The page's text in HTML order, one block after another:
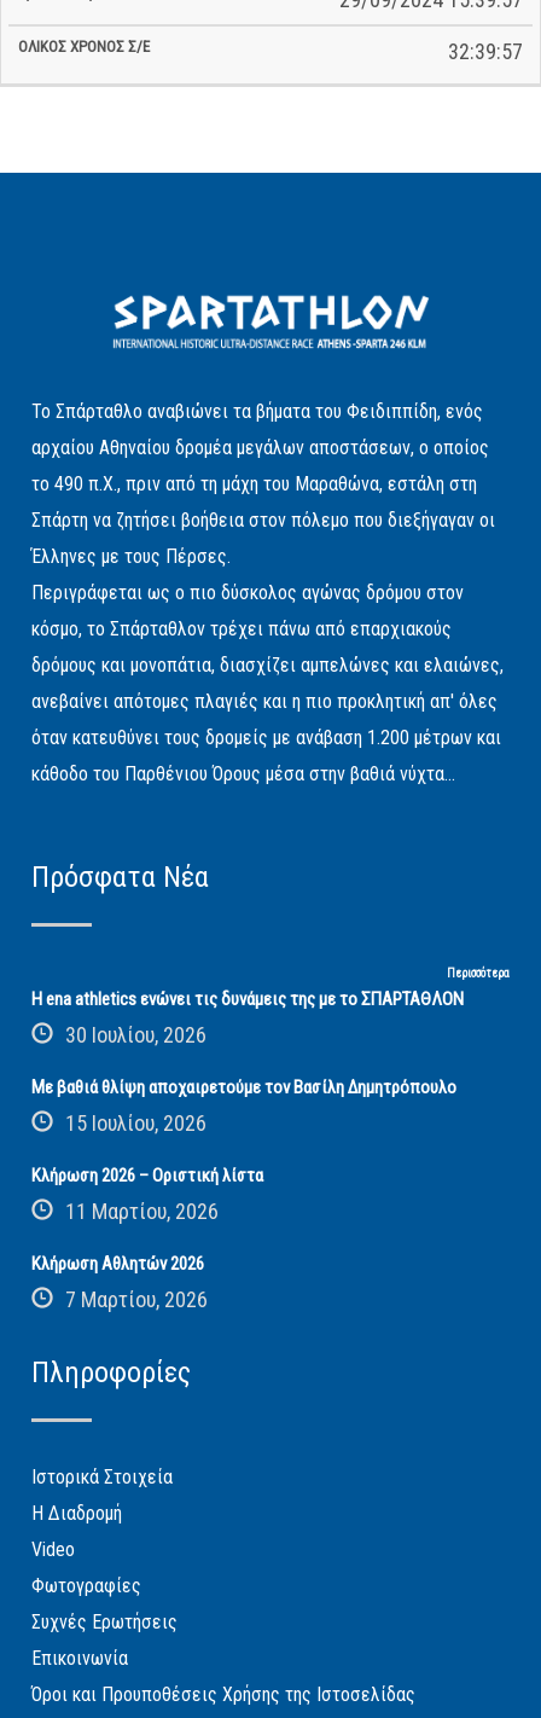
32:39:57
Το Σπάρταθλο αναβιώνει τα βήματα του Φειδιππίδη, ενός
αρχαίου Αθηναίου δρομέα μεγάλων αποστάσεων, ο οποίος
το 490 π.Χ., πριν από τη μάχη του Μαραθώνα, εστάλη στη
Σπάρτη να ζητήσει βοήθεια στον πόλεμο που διεξήγαγαν οι
Έλληνες με τους Πέρσες.
Περιγράφεται ως ο πιο δύσκολος αγώνας δρόμου στον
κόσμο, το Σπάρταθλον τρέχει πάνω από επαρχιακούς
δρόμους και μονοπάτια, διασχίζει αμπελώνες και ελαιώνες,
ανεβαίνει απότομες πλαγιές και η πιο προκλητική απ' όλες
όταν κατευθύνει τους δρομείς με ανάβαση 1.200 μέτρων και
κάθοδο του Παρθένιου Όρους μέσα στην βαθιά νύχτα...
Πρόσφατα Νέα
Περισσότερα
Η ena athletics ενώνει τις δυνάμεις της με το ΣΠΑΡΤΑΘΛΟΝ
30 Ιουλίου, 2026
Με βαθιά θλίψη αποχαιρετούμε τον Βασίλη Δημητρόπουλο
15 Ιουλίου, 2026
Κλήρωση 2026 – Οριστική λίστα
11 Μαρτίου, 2026
Κλήρωση Αθλητών 2026
7 Μαρτίου, 2026
Πληροφορίες
Ιστορικά Στοιχεία
Η Διαδρομή
Video
Φωτογραφίες
Συχνές Ερωτήσεις
Επικοινωνία
Όροι και Προυποθέσεις Χρήσης της Ιστοσελίδας